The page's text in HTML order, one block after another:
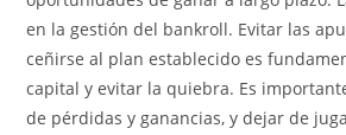
en la gestión del bankroll. Evitar las
ceñirse al plan establecido es
capital y evitar la quiebra. Es
de pérdidas y ganancias, y dejar de